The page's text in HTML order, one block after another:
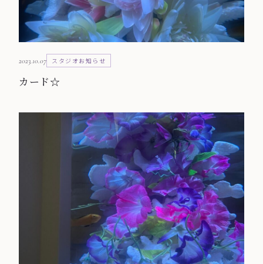
2023.10.07 スタジオお知らせ
カード☆